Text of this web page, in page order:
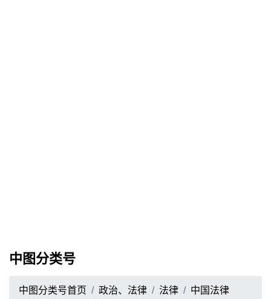
中图分类号
中图分类号首页 政治、法律 法律
中国法律